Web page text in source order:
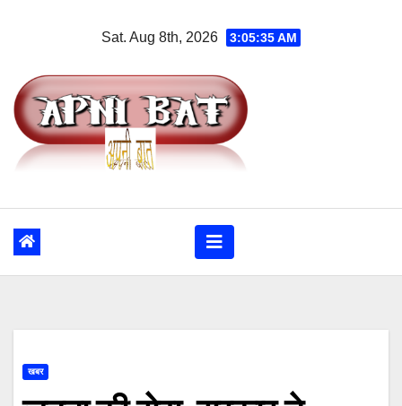
Sat. Aug 8th, 2026 3:05:35 AM
खबर